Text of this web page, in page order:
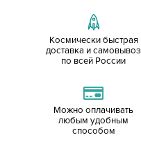
Космически быстрая
доставка и самовывоз
по всей России
Можно оплачивать
любым удобным
способом